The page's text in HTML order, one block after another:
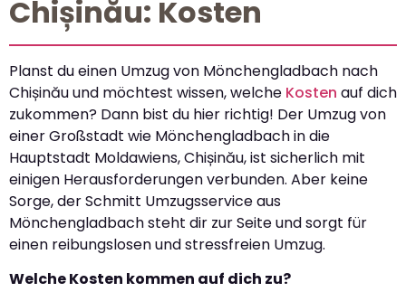
Chișinău: Kosten
Planst du einen Umzug von Mönchengladbach nach
Chișinău und möchtest wissen, welche Kosten auf dich
zukommen? Dann bist du hier richtig! Der Umzug von
einer Großstadt wie Mönchengladbach in die
Hauptstadt Moldawiens, Chișinău, ist sicherlich mit
einigen Herausforderungen verbunden. Aber keine
Sorge, der Schmitt Umzugsservice aus
Mönchengladbach steht dir zur Seite und sorgt für
einen reibungslosen und stressfreien Umzug.
Welche Kosten kommen auf dich zu?